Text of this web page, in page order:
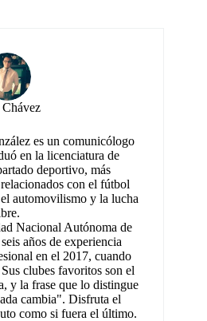
es un comunicólogo
en la licenciatura de
deportivo, más
con el fútbol
automovilismo y la lucha
Nacional Autónoma de
años de experiencia
en el 2017, cuando
clubes favoritos son el
y la frase que lo distingue
cambia". Disfruta el
como si fuera el último.